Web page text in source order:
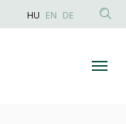
HU EN DE